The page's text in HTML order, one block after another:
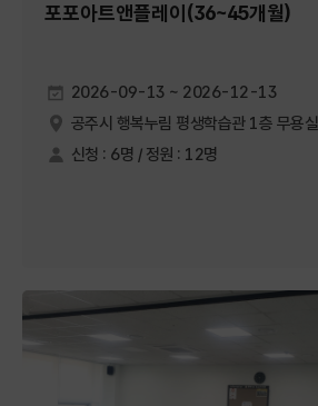
포포아트앤플레이(36~45개월)
2026-09-13 ~ 2026-12-13
공주시 행복누림 평생학습관 1층 무용실
신청 : 6명 / 정원 : 12명